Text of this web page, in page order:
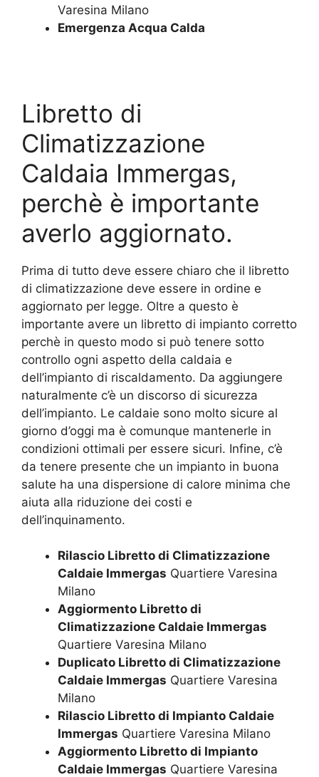
Varesina Milano
Emergenza Acqua Calda
Libretto di
Climatizzazione
Caldaia Immergas,
perchè è importante
averlo aggiornato.
Prima di tutto deve essere chiaro che il libretto
di climatizzazione deve essere in ordine e
aggiornato per legge. Oltre a questo è
importante avere un libretto di impianto corretto
perchè in questo modo si può tenere sotto
controllo ogni aspetto della caldaia e
dell’impianto di riscaldamento. Da aggiungere
naturalmente c’è un discorso di sicurezza
dell’impianto. Le caldaie sono molto sicure al
giorno d’oggi ma è comunque mantenerle in
condizioni ottimali per essere sicuri. Infine, c’è
da tenere presente che un impianto in buona
salute ha una dispersione di calore minima che
aiuta alla riduzione dei costi e
dell’inquinamento.
Rilascio Libretto di Climatizzazione
Caldaie Immergas Quartiere Varesina
Milano
Aggiormento Libretto di
Climatizzazione Caldaie Immergas
Quartiere Varesina Milano
Duplicato Libretto di Climatizzazione
Caldaie Immergas Quartiere Varesina
Milano
Rilascio Libretto di Impianto Caldaie
Immergas Quartiere Varesina Milano
Aggiormento Libretto di Impianto
Caldaie Immergas Quartiere Varesina